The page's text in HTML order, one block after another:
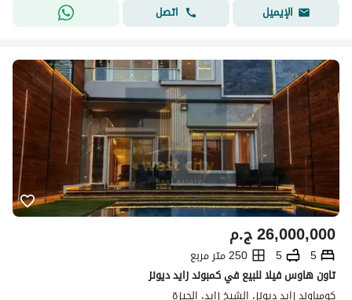
الإيميل
اتصل
ج.م26,000,000
5
5
250 متر مربع
تاون هاوس فيلا للبيع في كمبوند زايد ديونز
كومباوند زايد ديونز، الشيخ زايد، الجيزة